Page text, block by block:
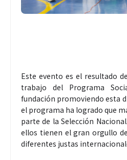
Este evento es el resultado
trabajo del Programa
fundación promoviendo esta
el programa ha logrado que
parte de la Selección
ellos tienen el gran orgullo
diferentes justas